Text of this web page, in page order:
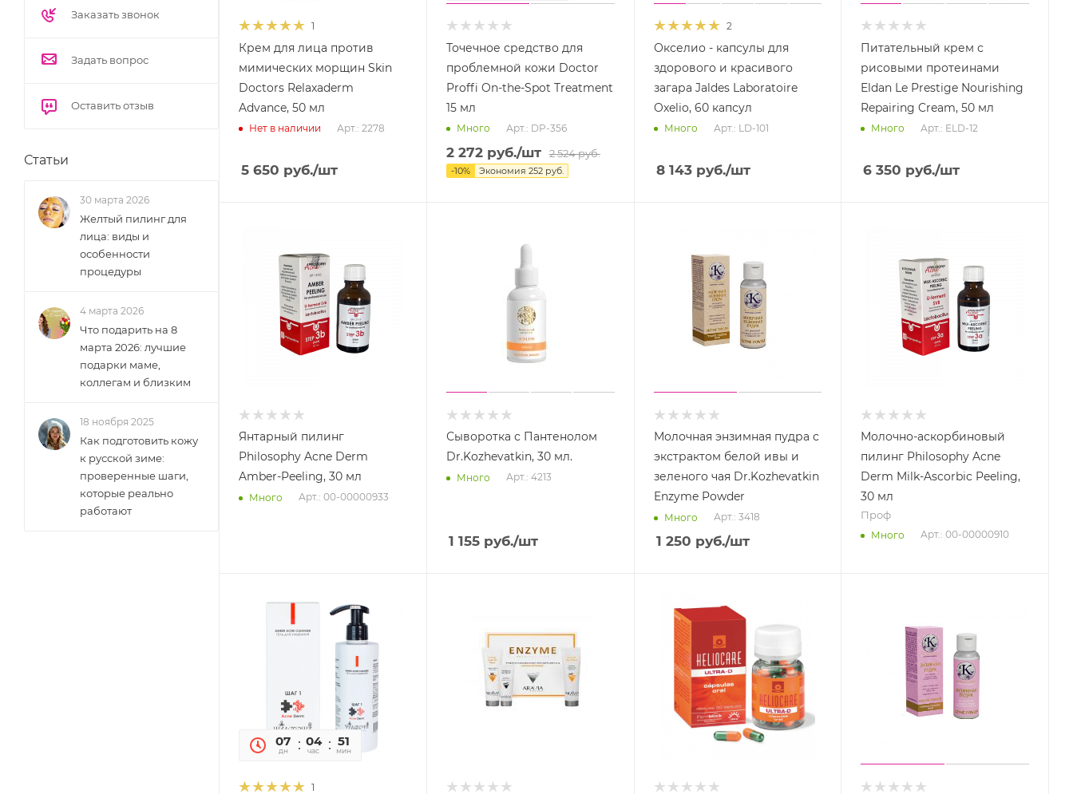
1
Крем для лица против
мимических морщин Skin
Doctors Relaxaderm
Advance, 50 мл
Нет в наличии Арт.: 2278
5 650 руб./шт
Точечное средство для
проблемной кожи Doctor
Proffi On-the-Spot Treatment
15 мл
Много Арт.: DP-356
2 272руб./шт 2 524руб.
-10% Экономия 252руб.
2
Окселио - капсулы для
здорового и красивого
загара Jaldes Laboratoire
Oxelio, 60 капсул
Много Арт.: LD-101
8 143руб./шт
Питательный крем с
рисовыми протеинами
Eldan Le Prestige Nourishing
Repairing Cream, 50 мл
Много Арт.: ELD-12
6 350 руб./шт
Янтарный пилинг
Philosophy Acne Derm
Amber-Peeling, 30 мл
Много Арт.: 00-00000933
Сыворотка с Пантенолом
Dr.Kozhevatkin, 30 мл.
Много Арт.: 4213
1 155руб./шт
Молочная энзимная пудра с
экстрактом белой ивы и
зеленого чая Dr.Kozhevatkin
Enzyme Powder
Много Арт.: 3418
1 250 руб./шт
Молочно-аскорбиновый
пилинг Philosophy Acne
Derm Milk-Ascorbic Peeling,
30 мл
Проф
Много Арт.: 00-00000910
07
дн
04
час
51
мин сек
1
Заказать звонок
Задать вопрос
Оставить отзыв
Статьи
30 марта 2026
Желтый пилинг для
лица: виды и
особенности
процедуры
4 марта 2026
Что подарить на 8
марта 2026: лучшие
подарки маме,
коллегам и близким
18 ноября 2025
Как подготовить кожу
к русской зиме:
проверенные шаги,
которые реально
работают